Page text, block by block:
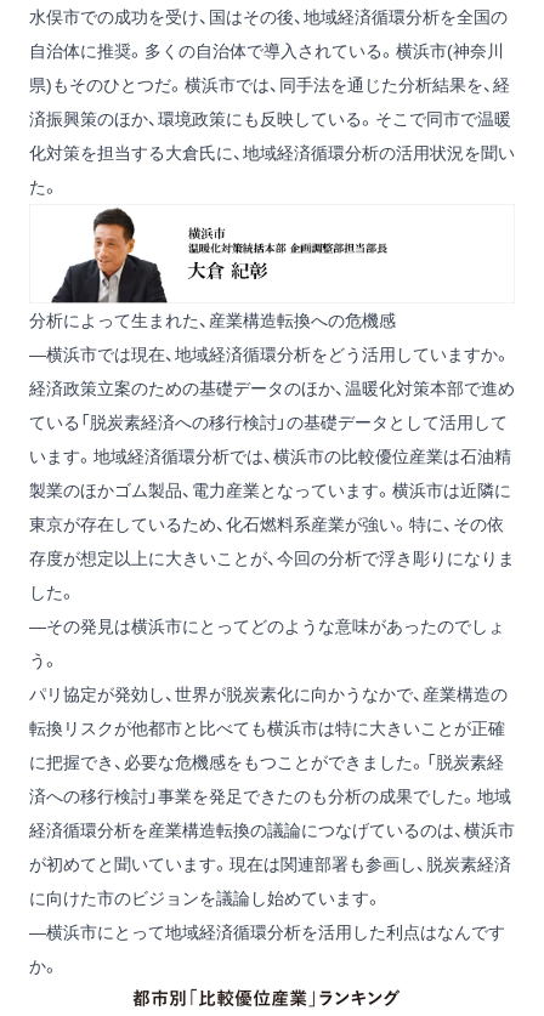
水俣市での成功を受け、国はその後、地域経済循環分析を全国の
自治体に推奨。多くの自治体で導入されている。横浜市(神奈川
県)もそのひとつだ。横浜市では、同手法を通じた分析結果を、経
済振興策のほか、環境政策にも反映している。そこで同市で温暖
化対策を担当する大倉氏に、地域経済循環分析の活用状況を聞い
た。
分析によって生まれた、産業構造転換への危機感
―横浜市では現在、地域経済循環分析をどう活用していますか。
経済政策立案のための基礎データのほか、温暖化対策本部で進め
ている「脱炭素経済への移行検討」の基礎データとして活用して
います。地域経済循環分析では、横浜市の比較優位産業は石油精
製業のほかゴム製品、電力産業となっています。横浜市は近隣に
東京が存在しているため、化石燃料系産業が強い。特に、その依
存度が想定以上に大きいことが、今回の分析で浮き彫りになりま
した。
―その発見は横浜市にとってどのような意味があったのでしょ
う。
パリ協定が発効し、世界が脱炭素化に向かうなかで、産業構造の
転換リスクが他都市と比べても横浜市は特に大きいことが正確
に把握でき、必要な危機感をもつことができました。「脱炭素経
済への移行検討」事業を発足できたのも分析の成果でした。地域
経済循環分析を産業構造転換の議論につなげているのは、横浜市
が初めてと聞いています。現在は関連部署も参画し、脱炭素経済
に向けた市のビジョンを議論し始めています。
―横浜市にとって地域経済循環分析を活用した利点はなんです
か。